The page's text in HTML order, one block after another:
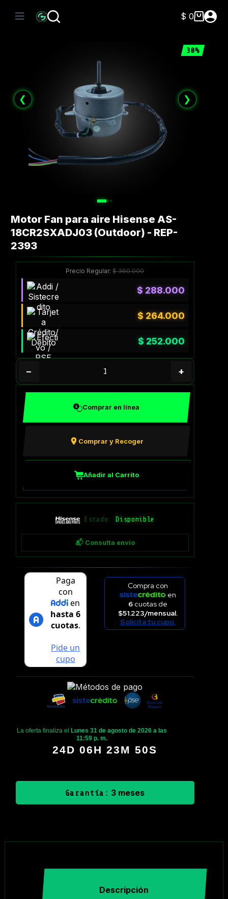
Carro
$ 0
30%
❮ ❯
Motor Fan para aire Hisense AS-
18CR2SXADJ03 (Outdoor) - REP-
2393
Precio Regular:$360.000
$ 288.000
$ 264.000
$ 252.000
− +
Comprar en línea
Comprar y Recoger
Añadir al Carrito
Estado: Disponible
📬 Consulta envío
Compra con
en
6 cuotas de
$51.223/mensual.
Solicita tu cupo.
La oferta finaliza el
Lunes 31 de agosto de 2026 a las
11:59 p. m.
24D 06H 23M 50S
Garantía: 3 meses
Descripción